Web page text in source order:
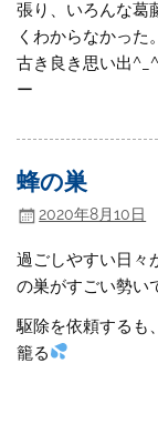
張り、いろんな葛
くわからなかっ
古き良き思い出
ー
蜂の巣
2020年8月10日
過ごしやすい日々
の巣がすごい勢い
駆除を依頼するも
籠る